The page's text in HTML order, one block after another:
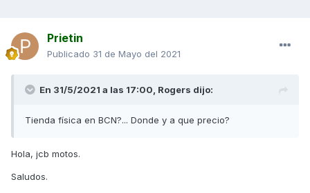
Prietin
Publicado 31 de Mayo del 2021
En 31/5/2021 a las 17:00, Rogers dijo:
Tienda física en BCN?... Donde y a que precio?
Hola, jcb motos.
Saludos.